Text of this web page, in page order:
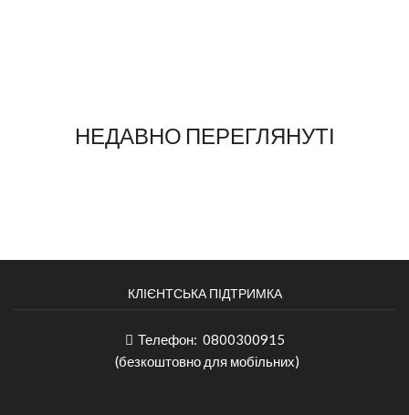
НЕДАВНО ПЕРЕГЛЯНУТІ
КЛІЄНТСЬКА ПІДТРИМКА
Телефон: 0800300915
(безкоштовно для мобільних)